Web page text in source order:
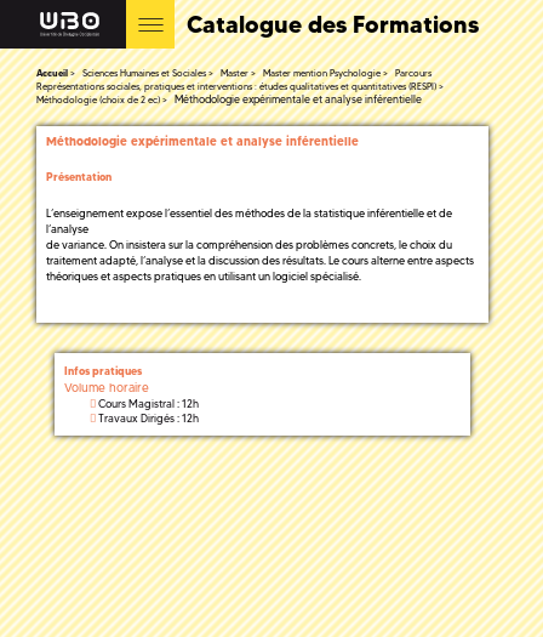
Catalogue des Formations
Accueil Sciences Humaines et Sociales Master Master mention Psychologie
Parcours
Représentations sociales, pratiques et interventions : études qualitatives et quantitatives (RESPI)
Méthodologie (choix de 2 ec)
Méthodologie expérimentale et analyse inférentielle
Méthodologie expérimentale et analyse inférentielle
Présentation
L’enseignement expose l’essentiel des méthodes de la statistique inférentielle et de
l’analyse
de variance. On insistera sur la compréhension des problèmes concrets, le choix du
traitement adapté, l’analyse et la discussion des résultats. Le cours alterne entre aspects
théoriques et aspects pratiques en utilisant un logiciel spécialisé.
Infos pratiques
Volume horaire
Cours Magistral : 12h
Travaux Dirigés : 12h